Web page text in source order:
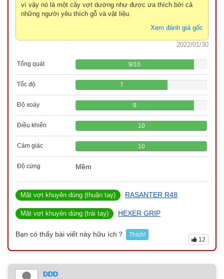
vì vậy nó là một cây vợt dường như được ưa thích bởi cả
những người yêu thích gỗ và vật liệu.
Xem đánh giá gốc
2022/01/30
Tổng quát 9/10
Tốc độ 7
Độ xoáy 9
Điều khiển 10
Cảm giác 10
Độ cứng Mềm
Mặt vợt khuyên dùng (thuận tay) RASANTER R48
Mặt vợt khuyên dùng (trái tay) HEXER GRIP
Bạn có thấy bài viết này hữu ích？ Thích!
12
DDD